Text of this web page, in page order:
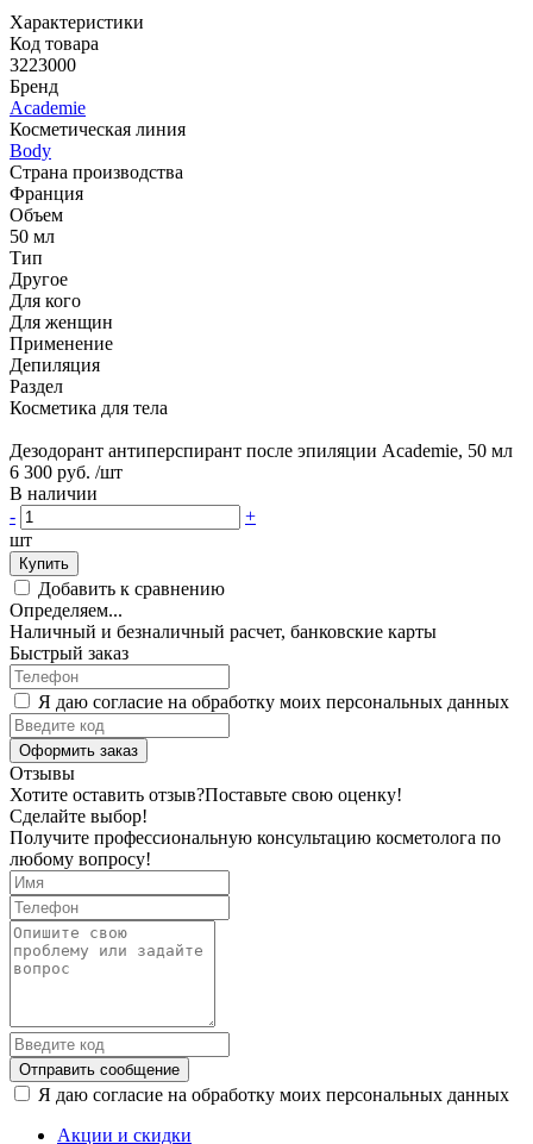
Характеристики
Код товара
3223000
Бренд
Academie
Косметическая линия
Body
Страна производства
Франция
Объем
50 мл
Тип
Другое
Для кого
Для женщин
Применение
Депиляция
Раздел
Косметика для тела
Дезодорант антиперспирант после эпиляции Academie, 50 мл
6 300 руб. /шт
В наличии
-
+
шт
Купить
Добавить к сравнению
Определяем...
Наличный и безналичный расчет, банковские карты
Быстрый заказ
Я даю согласие на обработку моих персональных данных
Оформить заказ
Отзывы
Хотите оставить отзыв?Поставьте свою оценку!
Сделайте выбор!
Получите профессиональную консультацию косметолога по
любому вопросу!
Отправить сообщение
Я даю согласие на обработку моих персональных данных
Акции и скидки